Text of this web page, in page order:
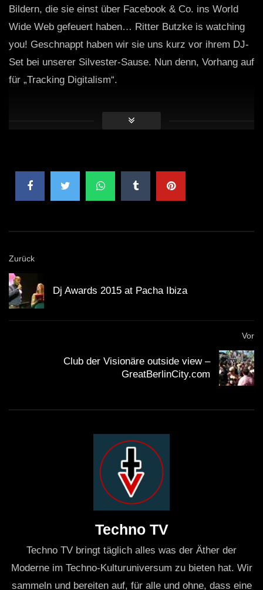
Bildern, die sie einst über Facebook & Co. ins World
Wide Web gefeuert haben… Ritter Butzke is watching
you! Geschnappt haben wir sie uns kurz vor ihrem DJ-
Set bei unserer Silvester-Sause. Nun denn, Vorhang auf
für „Tracking Digitalism“.
The internet never forgets. We tap right into that bitter
fact by confronting the two fellas, that are ususal known
web via Facebook or the like… Ritter Butzke is
watching you! We caught them right before their DJ set
Digitalism“.
Zurück
Dj Awards 2015 at Pacha Ibiza
Vor
Club der Visionäre outside view –
GreatBerlinCity.com
Techno TV
Techno TV bringt täglich alles was der Äther der
Moderne im Techno-Kulturuniversum zu bieten hat. Wir
sammeln und bereiten auf, für alle und ohne, dass eine